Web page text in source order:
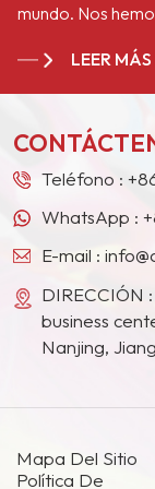
pintura plástica,
automóviles,
motocicletas y
madera para
pigmentos con
resistencia a la
intemperie.
mundo. Nos
la pintura en
Medio, el
LEER MÁS
Teléfono :
WhatsApp :
E-mail :
DIRECCIÓN
business
Nanjing,
Mapa Del Sitio
Política De